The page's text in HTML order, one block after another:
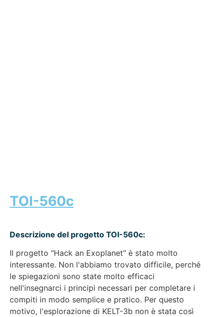
TOI-560c
Descrizione del progetto TOI-560c:
Il progetto "Hack an Exoplanet" è stato molto
interessante. Non l'abbiamo trovato difficile, perché
le spiegazioni sono state molto efficaci
nell'insegnarci i principi necessari per completare i
compiti in modo semplice e pratico. Per questo
motivo, l'esplorazione di KELT-3b non è stata così